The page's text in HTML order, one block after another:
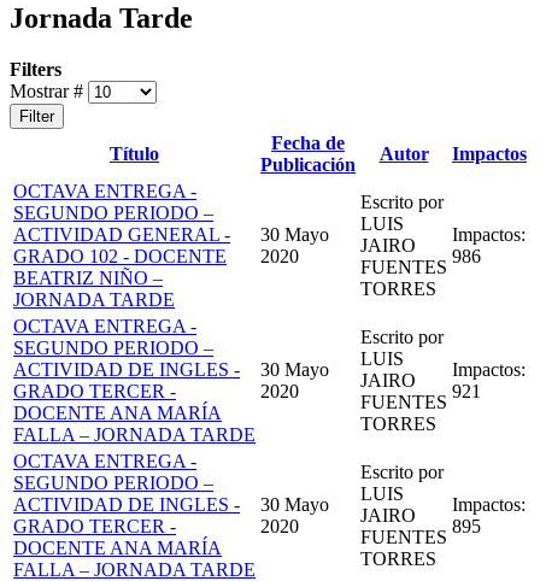
Jornada Tarde
Filters
Mostrar #
Filter
Título
Fecha de
Publicación
Autor
Impactos
OCTAVA ENTREGA -
SEGUNDO PERIODO –
ACTIVIDAD GENERAL -
GRADO 102 - DOCENTE
BEATRIZ NIÑO –
JORNADA TARDE
30 Mayo
2020
Escrito por
LUIS
JAIRO
FUENTES
TORRES
Impactos:
986
OCTAVA ENTREGA -
SEGUNDO PERIODO –
ACTIVIDAD DE INGLES -
GRADO TERCER -
DOCENTE ANA MARÍA
FALLA – JORNADA TARDE
30 Mayo
2020
Escrito por
LUIS
JAIRO
FUENTES
TORRES
Impactos:
921
OCTAVA ENTREGA -
SEGUNDO PERIODO –
ACTIVIDAD DE INGLES -
GRADO TERCER -
DOCENTE ANA MARÍA
FALLA – JORNADA TARDE
30 Mayo
2020
Escrito por
LUIS
JAIRO
FUENTES
TORRES
Impactos:
895